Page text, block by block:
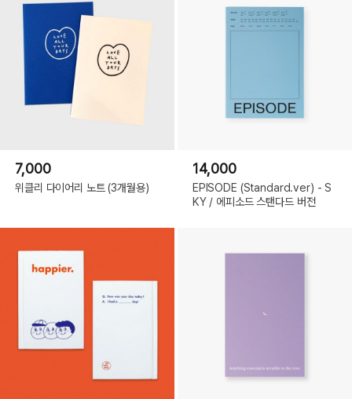
7,000
위클리 다이어리 노트 (3개월용)
14,000
EPISODE (Standard.ver) - S
KY / 에피소드 스탠다드 버전